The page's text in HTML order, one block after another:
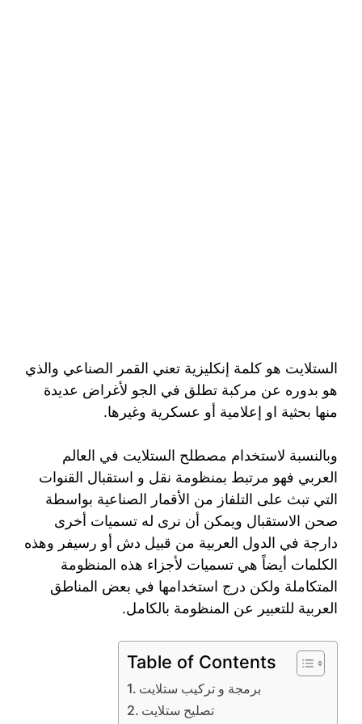
الستلايت هو كلمة إنكليزية تعني القمر الصناعي والذي
هو بدوره عن مركبة تطلق في الجو لأغراض عديدة
منها بحثية او إعلامية أو عسكرية وغيرها.
وبالنسبة لاستخدام مصطلح الستلايت في العالم
العربي فهو مرتبط بمنظومة نقل و استقبال القنوات
التي تبث على التلفاز من الأقمار الصناعية بواسطة
صحن الاستقبال ويمكن أن نرى له تسميات أخرى
دارجة في الدول العربية من قبيل دش أو رسيفر وهذه
الكلمات أيضاً هي تسميات لأجزاء هذه المنظومة
المتكاملة ولكن درج استخدامها في بعض المناطق
العربية للتعبير عن المنظومة بالكامل.
Table of Contents
برمجة و تركيب ستلايت
تصليح ستلايت